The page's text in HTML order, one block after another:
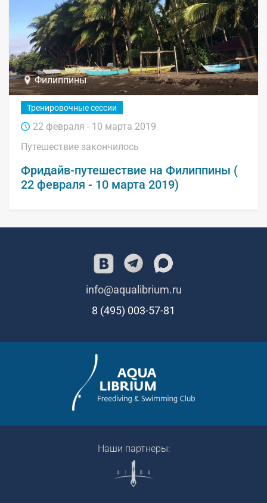
Филиппины
Тренировочные сессии
22 февраля - 10 марта 2019
Путешествие закончилось
Фридайв-путешествие на Филиппины (
22 февраля - 10 марта 2019)
info@aqualibrium.ru
8 (495) 003-57-81
Наши партнеры: